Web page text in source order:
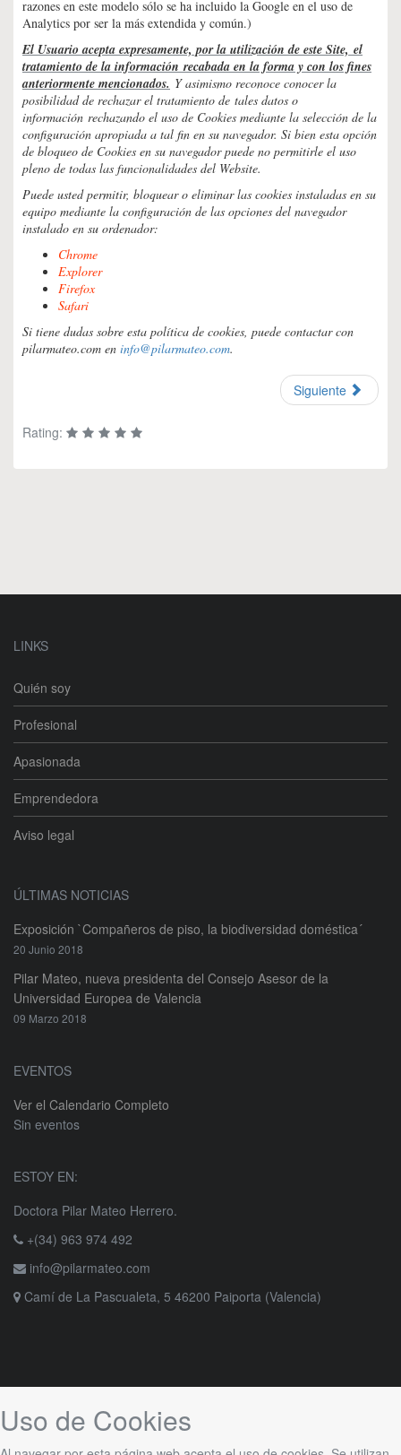
razones en este modelo sólo se ha incluido la Google en el uso de
Analytics por ser la más extendida y común.)
El Usuario acepta expresamente, por la utilización de este Site, el
tratamiento de la información recabada en la forma y con los fines
anteriormente mencionados. Y asimismo reconoce conocer la
posibilidad de rechazar el tratamiento de tales datos o
información rechazando el uso de Cookies mediante la selección de la
configuración apropiada a tal fin en su navegador. Si bien esta opción
de bloqueo de Cookies en su navegador puede no permitirle el uso
pleno de todas las funcionalidades del Website.
Puede usted permitir, bloquear o eliminar las cookies instaladas en su
equipo mediante la configuración de las opciones del navegador
instalado en su ordenador:
Chrome
Explorer
Firefox
Safari
Si tiene dudas sobre esta política de cookies, puede contactar con
pilarmateo.com en info@pilarmateo.com.
Siguiente
Rating:
LINKS
Quién soy
Profesional
Apasionada
Emprendedora
Aviso legal
ÚLTIMAS NOTICIAS
Exposición `Compañeros de piso, la biodiversidad doméstica´
20 Junio 2018
Pilar Mateo, nueva presidenta del Consejo Asesor de la
Universidad Europea de Valencia
09 Marzo 2018
EVENTOS
Ver el Calendario Completo
Sin eventos
ESTOY EN:
Doctora Pilar Mateo Herrero.
+(34) 963 974 492
info@pilarmateo.com
Camí de La Pascualeta, 5 46200 Paiporta (Valencia)
Uso de Cookies